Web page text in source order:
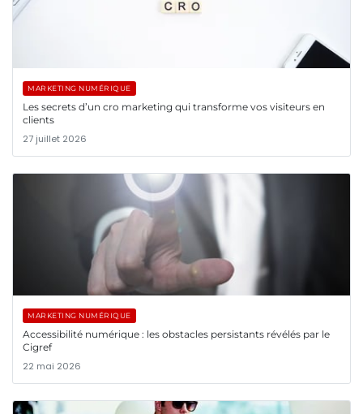
MARKETING NUMÉRIQUE
Les secrets d’un cro marketing qui transforme vos visiteurs en
clients
27 juillet 2026
MARKETING NUMÉRIQUE
Accessibilité numérique : les obstacles persistants révélés par le
Cigref
22 mai 2026